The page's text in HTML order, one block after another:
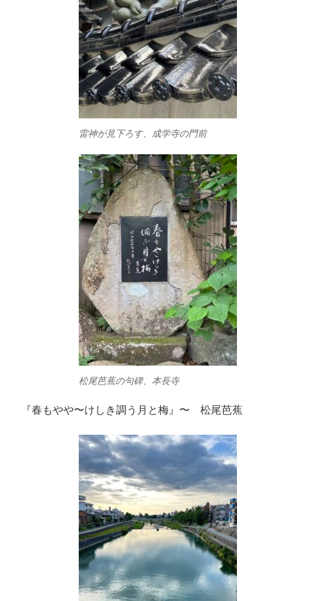
雷神が見下ろす、成学寺の門前
松尾芭蕉の句碑、本長寺
『春もやや〜けしき調う月と梅』〜 松尾芭蕉